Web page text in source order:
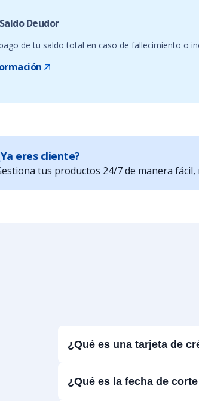
Deudor
de tu saldo total en caso de fallecimiento o
eres cliente?
tus productos 24/7 de manera
¿Qué es una tarjeta de
¿Qué es la fecha de